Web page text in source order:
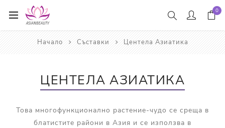
0
Начало Съставки Центела Азиатика
ЦЕНТЕЛА АЗИАТИКА
Това многофункционално растение-чудо се среща в
блатистите райони в Азия и се използва в